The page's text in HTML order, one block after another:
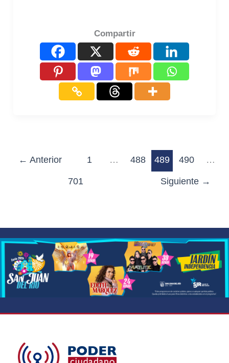
Compartir
← Anterior 1 … 488 489 490 …
701 Siguiente →